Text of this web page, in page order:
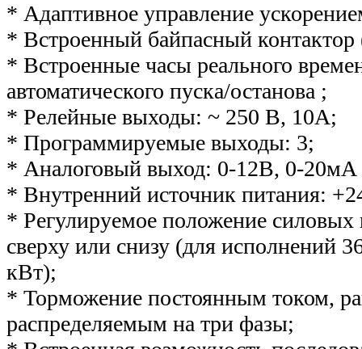
* Адаптивное управление
* Встроенный байпасный
* Встроенные часы реального
автоматического пуска/останова ;
* Релейные выходы: ~ 250 В, 10А;
* Программируемые выходы: 3;
* Аналоговый выход: 0-12В, 0-20мА
* Внутренний источник питания:
* Регулируемое положение
сверху или снизу (для исполнений
кВт);
* Торможение постоянным током,
распределяемым на три фазы;